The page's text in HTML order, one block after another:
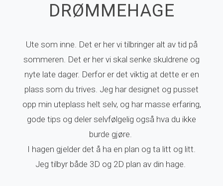
DRØMMEHAGE
Ute som inne. Det er her vi tilbringer alt av tid på
sommeren. Det er her vi skal senke skuldrene og
nyte late dager. Derfor er det viktig at dette er en
plass som du trives. Jeg har designet og pusset
opp min uteplass helt selv, og har masse erfaring,
gode tips og deler selvfølgelig også hva du ikke
burde gjøre.
I hagen gjelder det å ha en plan og ta litt og litt.
Jeg tilbyr både 3D og 2D plan av din hage.